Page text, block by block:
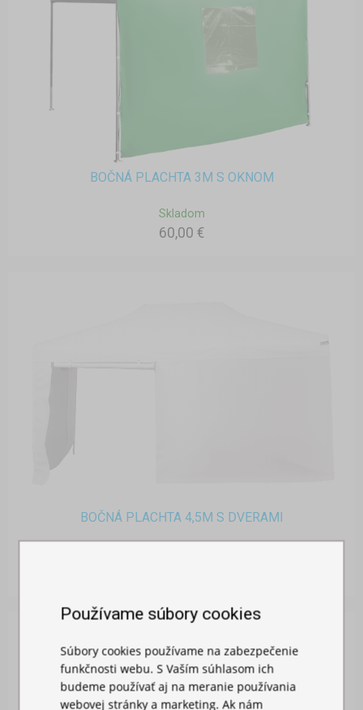
BOČNÁ PLACHTA 3M S OKNOM
Skladom
60,00 €
BOČNÁ PLACHTA 4,5M S DVERAMI
Používame súbory cookies
Súbory cookies používame na zabezpečenie
funkčnosti webu. S Vaším súhlasom ich
budeme používať aj na meranie používania
webovej stránky a marketing. Ak nám